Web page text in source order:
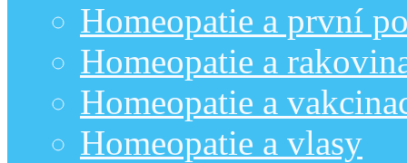
Homeopatie a první
Homeopatie a
Homeopatie a
Homeopatie a vlasy